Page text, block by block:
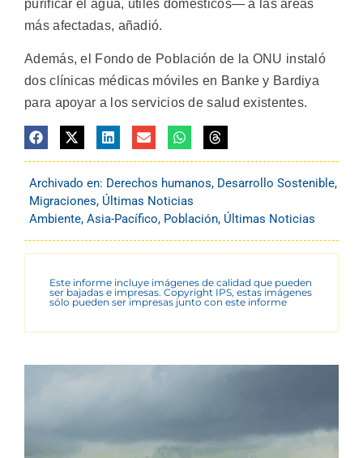
purificar el agua, útiles domésticos— a las áreas
más afectadas, añadió.
Además, el Fondo de Población de la ONU instaló
dos clínicas médicas móviles en Banke y Bardiya
para apoyar a los servicios de salud existentes.
Archivado en: Derechos humanos, Desarrollo Sostenible,
Migraciones, Últimas Noticias
Ambiente, Asia-Pacífico, Población, Últimas Noticias
Este informe incluye imágenes de calidad que pueden
ser bajadas e impresas. Copyright IPS, estas imágenes
sólo pueden ser impresas junto con este informe